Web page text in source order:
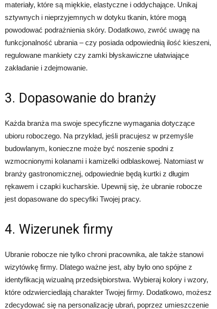
materiały, które są miękkie, elastyczne i oddychające. Unikaj
sztywnych i nieprzyjemnych w dotyku tkanin, które mogą
powodować podrażnienia skóry. Dodatkowo, zwróć uwagę na
funkcjonalność ubrania – czy posiada odpowiednią ilość kieszeni,
regulowane mankiety czy zamki błyskawiczne ułatwiające
zakładanie i zdejmowanie.
3. Dopasowanie do branży
Każda branża ma swoje specyficzne wymagania dotyczące
ubioru roboczego. Na przykład, jeśli pracujesz w przemyśle
budowlanym, konieczne może być noszenie spodni z
wzmocnionymi kolanami i kamizelki odblaskowej. Natomiast w
branży gastronomicznej, odpowiednie będą kurtki z długim
rękawem i czapki kucharskie. Upewnij się, że ubranie robocze
jest dopasowane do specyfiki Twojej pracy.
4. Wizerunek firmy
Ubranie robocze nie tylko chroni pracownika, ale także stanowi
wizytówkę firmy. Dlatego ważne jest, aby było ono spójne z
identyfikacją wizualną przedsiębiorstwa. Wybieraj kolory i wzory,
które odzwierciedlają charakter Twojej firmy. Dodatkowo, możesz
zdecydować się na personalizację ubrań, poprzez umieszczenie